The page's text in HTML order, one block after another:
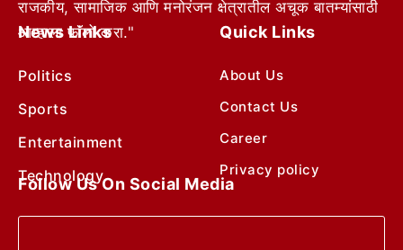
राजकीय, सामाजिक आणि मनोरंजन क्षेत्रातील अचूक बातम्यांसाठी
आम्हाला फॉलो करा."
News Links
Politics
Sports
Entertainment
Technology
Quick Links
About Us
Contact Us
Career
Privacy policy
Follow Us On Social Media